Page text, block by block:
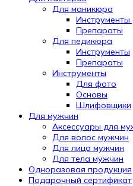
Для маникюра
Препараты
Для педикюра
Инструменты
Препараты
Инструменты
Для фото
Основы
Шлифовщики
Для мужчин
Аксессуары для
Для волос мужчин
Для лица мужчин
Для тела мужчин
Одноразовая продукция
Подарочный сертификат